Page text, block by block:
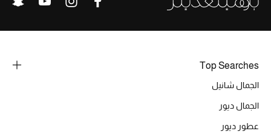
العودة إلى المدرسة
عرض جميع المنتجات
Top Searches
الجمال شانيل
الجمال ديور
عطور ديور